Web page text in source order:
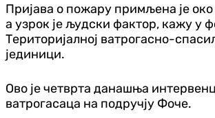
Пријава о пожару примљена је
а узрок је људски фактор, кажу у
Територијалној ватрогасно-
јединици.
Ово је четврта данашња
ватрогасаца на подручју Фоче.